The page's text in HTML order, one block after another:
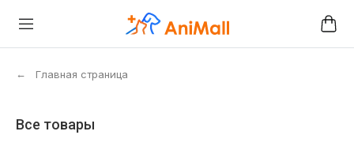
← Главная страница
Все товары